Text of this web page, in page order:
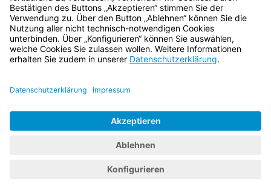
(1)1Jeder kann sich an die Aufsichtsbehörden mit dem
Vorbringen wenden, bei der Verarbeitung seiner
personenbezogenen Daten in seinen Rechten verletzt
worden zu sein.2Durch die Anrufung der Aufsichtsbehörden
dürfen der betroffenen Person keine Nachteile entstehen.
(zu Art. 51 DSGVO)
1
regelmäßig die in Erfüllung ihrer Aufgaben gewonnenen
Aufgabenwahrnehmung.2Eine Aufsichtsbehörde ist